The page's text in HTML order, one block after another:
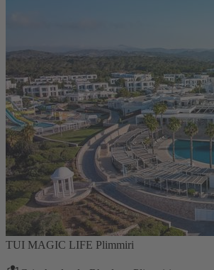
TUI MAGIC LIFE Plimmiri